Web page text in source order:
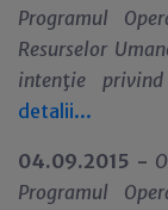
Programul
Resurselor
intenţie
detalii...
04.09.2015 -
Programul